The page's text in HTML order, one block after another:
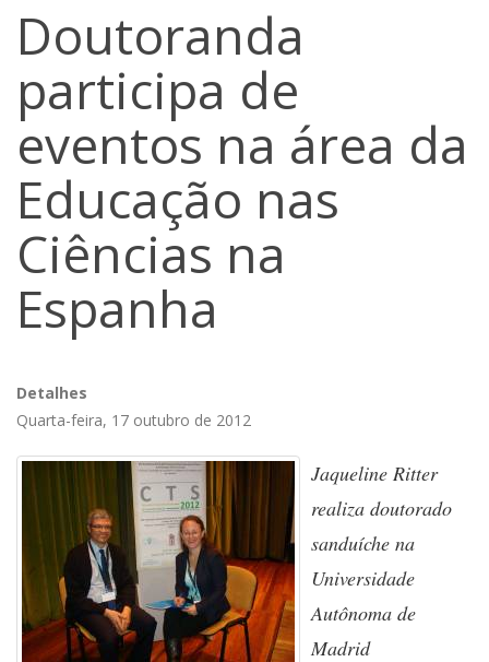
Doutoranda
participa de
eventos na área da
Educação nas
Ciências na
Espanha
Detalhes
Quarta-feira, 17 outubro de 2012
Jaqueline Ritter
realiza doutorado
sanduíche na
Universidade
Autônoma de
Madrid